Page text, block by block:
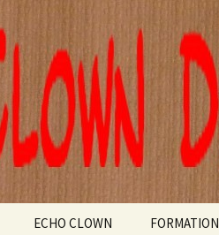
ECHO CLOWN FORMATION